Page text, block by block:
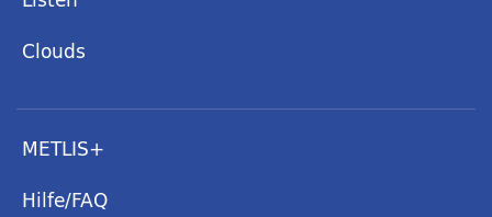
Clouds
METLIS+
Hilfe/FAQ